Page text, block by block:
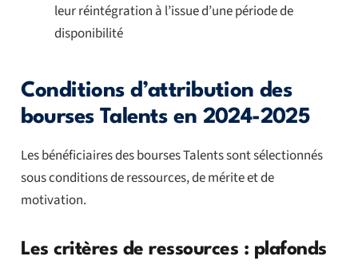
leur réintégration à l’issue d’une période de
disponibilité
Conditions d’attribution des
bourses Talents en 2024-2025
Les bénéficiaires des bourses Talents sont sélectionnés
sous conditions de ressources, de mérite et de
motivation.
Les critères de ressources : plafonds